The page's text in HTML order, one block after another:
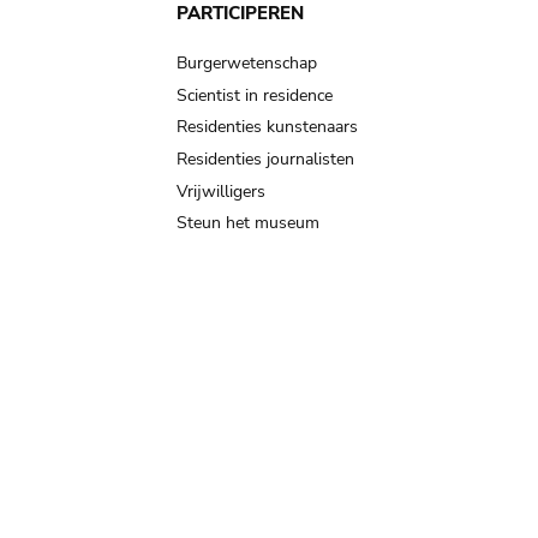
PARTICIPEREN
Burgerwetenschap
Scientist in residence
Residenties kunstenaars
Residenties journalisten
Vrijwilligers
Steun het museum